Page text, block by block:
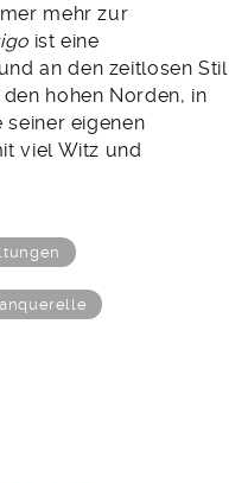
mehr zur
ist eine
an den zeitlosen Stil
hohen Norden, in
eigenen
viel Witz und